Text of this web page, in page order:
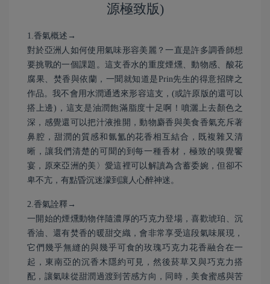
源極致版)
1.香氣概述→
對於亞洲人如何使用氣味形容美麗？一直是許多調香師想
要挑戰的一個課題。這支香水的重度煙燻、動物感、酸花
腐果、焚香與依蘭，一聞就知道是Prin先生的得意招牌之
作品。我不會用水潤通透來形容這支，(或許原版的還可以
搭上邊)，這支是油潤飽滿脂度十足啊！噴灑上去顏色之
深，感覺還可以把汁液推開，動物麝香與美食香氣充斥著
鼻腔，甜潤的質感和氤氳的花香相互結合，既複雜又清
晰，讓我們清楚的可聞的到每一種香材，極致的嗅覺饗
宴，原來亞洲的美〉愛這裡可以解讀為含蓄委婉，但卻不
卑不亢，有點昏沉迷濛到讓人心醉神迷。
2.香氣詮釋→
一開始的煙燻動物伴隨濃厚的巧克力登場，喜歡琥珀、沉
香油、還有焚香的暖甜交織，會非常享受這段氣味展現，
它們幾乎無縫的與幾乎可食的玫瑰巧克力花香融合在一
起，東南亞的沉香木隱約可見，然後菸草又與巧克力搭
配，讓氣味從甜潤過渡到苦感方向，同時，美食蜜感與苦